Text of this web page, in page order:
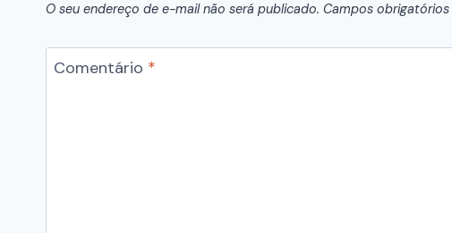
O seu endereço de e-mail não será publicado. Campos
Comentário *